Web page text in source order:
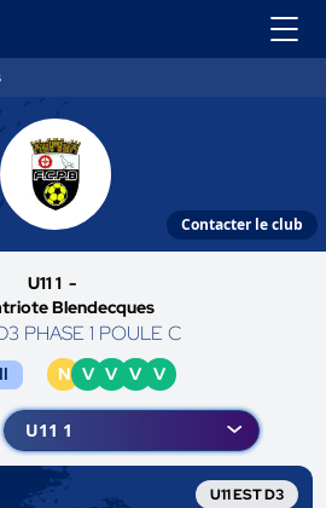
Contacter le club
U11 1 -
Blendecques
PHASE 1 POULE C
N V V V V
U11 EST D3